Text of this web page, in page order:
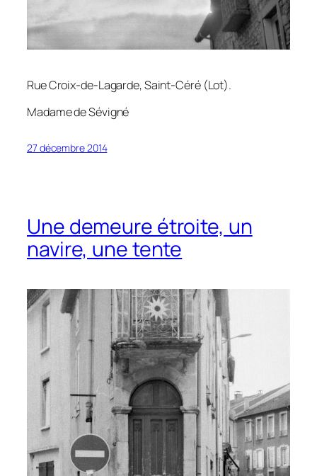
Rue Croix-de-Lagarde, Saint-Céré (Lot).
Madame de Sévigné
27 décembre 2014
Une demeure étroite, un
navire, une tente